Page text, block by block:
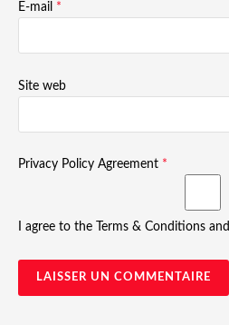
E-mail *
Site web
Privacy Policy Agreement *
I agree to the Terms & Conditions and